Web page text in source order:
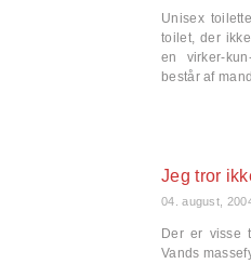
Unisex
toilet, der
en virker-
består af
Jeg tror
04. august,
Der er visse
Vands